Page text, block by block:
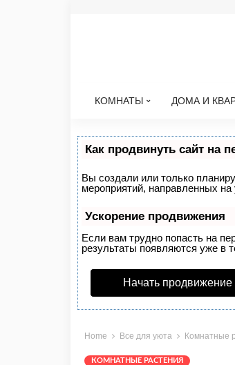
КОМНАТЫ ДОМА И
Как продвинуть сайт на
Вы создали или только
мероприятий, направленных
Ускорение продвижения
Если вам трудно попасть на
результаты появляются уже в
Начать продвижение
Home Все для уюта Комнатные
КОМНАТНЫЕ РАСТЕНИЯ